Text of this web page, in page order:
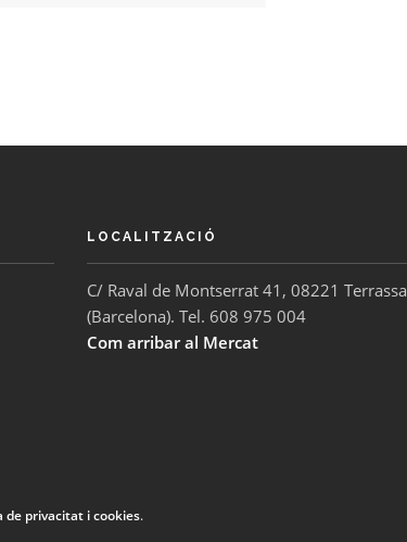
LOCALITZACIÓ
C/ Raval de Montserrat 41, 08221 Terrassa
(Barcelona). Tel. 608 975 004
Com arribar al Mercat
de privacitat i cookies.